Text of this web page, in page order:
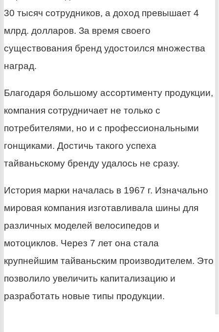
30 тысяч сотрудников, а доход превышает 4
млрд. долларов. За время своего
существования бренд удостоился множества
наград.
Благодаря большому ассортименту продукции,
компания сотрудничает не только с
потребителями, но и с профессиональными
гонщиками. Достичь такого успеха
тайваньскому бренду удалось не сразу.
История марки началась в 1967 г. Изначально
мировая компания изготавливала шины для
различных моделей велосипедов и
мотоциклов. Через 7 лет она стала
крупнейшим тайваньским производителем. Это
позволило увеличить капитализацию и
разработать новые типы продукции.